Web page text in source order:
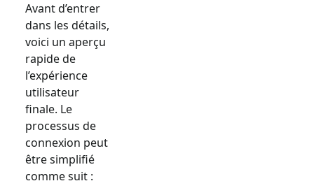
Avant d’entrer
dans les détails,
voici un aperçu
rapide de
l’expérience
utilisateur
finale. Le
processus de
connexion peut
être simplifié
comme suit :